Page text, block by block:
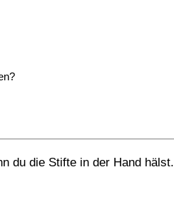
du die Stifte in der Hand hälst.